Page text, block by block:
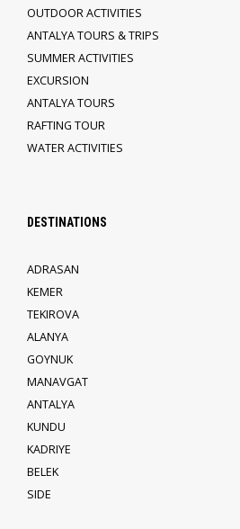
OUTDOOR ACTIVITIES
ANTALYA TOURS & TRIPS
SUMMER ACTIVITIES
EXCURSION
ANTALYA TOURS
RAFTING TOUR
WATER ACTIVITIES
DESTINATIONS
ADRASAN
KEMER
TEKIROVA
ALANYA
GOYNUK
MANAVGAT
ANTALYA
KUNDU
KADRIYE
BELEK
SIDE